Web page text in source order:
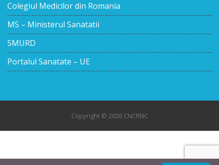
Colegiul Medicilor din Romania
MS – Ministerul Sanatatii
SMURD
Portalul Sanatate – UE
Copyright © 2026 CNCRNC